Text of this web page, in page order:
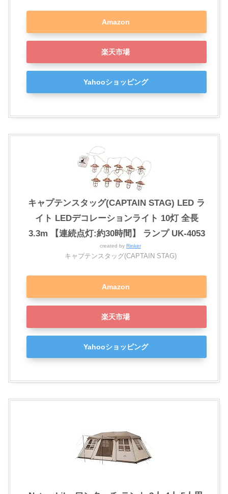
Amazon
楽天市場
Yahooショッピング
キャプテンスタッグ(CAPTAIN STAG) LED ラ
イト LEDデコレーションライト 10灯 全長
3.3m 【連続点灯:約30時間】 ランプ UK-4053
created by Rinker
キャプテンスタッグ(CAPTAIN STAG)
Amazon
楽天市場
Yahooショッピング